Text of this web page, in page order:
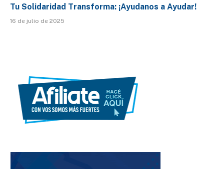
Tu Solidaridad Transforma: ¡Ayudanos a Ayudar!
16 de julio de 2025